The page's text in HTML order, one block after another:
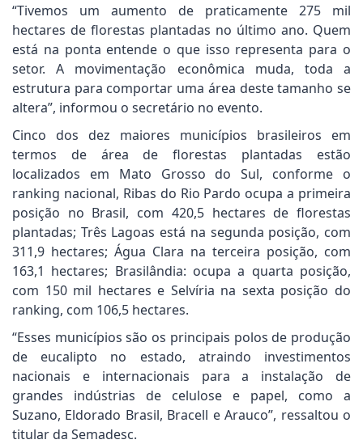
“Tivemos um aumento de praticamente 275 mil
hectares de florestas plantadas no último ano. Quem
está na ponta entende o que isso representa para o
setor. A movimentação econômica muda, toda a
estrutura para comportar uma área deste tamanho se
altera”, informou o secretário no evento.
Cinco dos dez maiores municípios brasileiros em
termos de área de florestas plantadas estão
localizados em Mato Grosso do Sul, conforme o
ranking nacional, Ribas do Rio Pardo ocupa a primeira
posição no Brasil, com 420,5 hectares de florestas
plantadas; Três Lagoas está na segunda posição, com
311,9 hectares; Água Clara na terceira posição, com
163,1 hectares; Brasilândia: ocupa a quarta posição,
com 150 mil hectares e Selvíria na sexta posição do
ranking, com 106,5 hectares.
“Esses municípios são os principais polos de produção
de eucalipto no estado, atraindo investimentos
nacionais e internacionais para a instalação de
grandes indústrias de celulose e papel, como a
Suzano, Eldorado Brasil, Bracell e Arauco”, ressaltou o
titular da Semadesc.